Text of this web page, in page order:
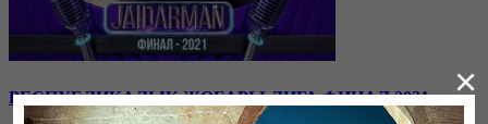
РЕСПУБЛИКАЛЫҚ ЖОҒАРЫ ЛИГА ФИНАЛ 2021 ×